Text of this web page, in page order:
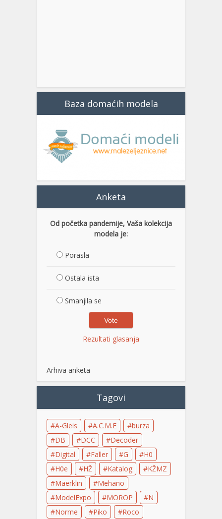
Baza domaćih modela
Anketa
Od početka pandemije, Vaša kolekcija
modela je:
Porasla
Ostala ista
Smanjila se
Rezultati glasanja
Arhiva anketa
Tagovi
A-Gleis A.C.M.E
burza
DB
DCC
Decoder
Digital
Faller G
H0
H0e
HŽ Katalog
KŽMZ
Maerklin
Mehano
ModelExpo
MOROP
N
Norme
Piko Roco